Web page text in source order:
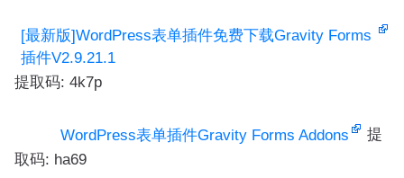
[最新版]WordPress表单插件免费下载Gravity Forms
插件V2.9.21.1
提取码: 4k7p
WordPress表单插件Gravity Forms Addons
提
取码: ha69